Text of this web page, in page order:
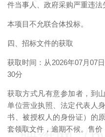
件当事人、政府采购严重违法
本项目不允联合体投标。
四、招标文件的获取
获取时间：从2026年07月07
30分
获取方式凡有意参加者，到
单位营业执照、法定代表人
书、被授权人的身份证）的
套领取文件，逾期不候。售价